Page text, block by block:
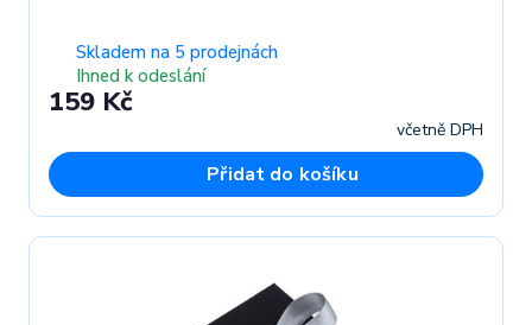
Skladem na 5 prodejnách
Ihned k odeslání
159 Kč
včetně DPH
Přidat do košíku